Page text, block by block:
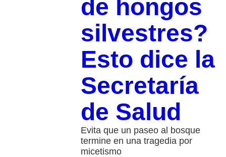
de hongos
silvestres?
Esto dice la
Secretaría
de Salud
Evita que un paseo al bosque
termine en una tragedia por
micetismo